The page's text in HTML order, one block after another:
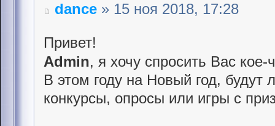
dance » 15 ноя 2018, 17:28
Привет!
Admin, я хочу спросить Вас
В этом году на Новый год, будут
конкурсы, опросы или игры с